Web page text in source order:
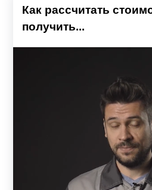
Как рассчитать
получить...